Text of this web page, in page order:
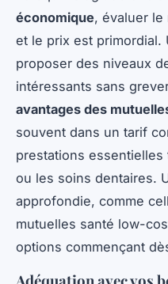
économique, évaluer le
et le prix est
proposer des niveaux
intéressants sans
avantages des
souvent dans un tarif
prestations
ou les soins dentaires.
approfondie, comme
mutuelles santé low-
options commençant